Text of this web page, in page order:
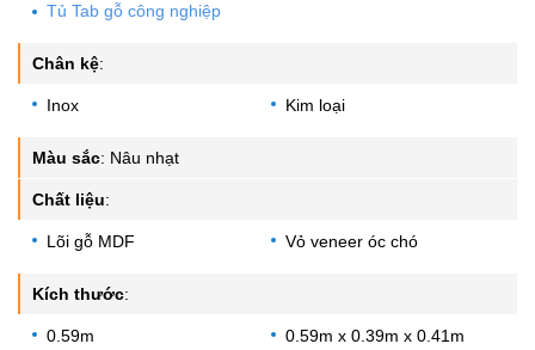
Tủ Tab gỗ công nghiệp
Chân kệ:
Inox Kim loại
Màu sắc: Nâu nhạt
Chất liệu:
Lõi gỗ MDF Vỏ veneer óc chó
Kích thước:
0.59m 0.59m x 0.39m x 0.41m